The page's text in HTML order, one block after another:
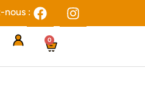
nous :
0